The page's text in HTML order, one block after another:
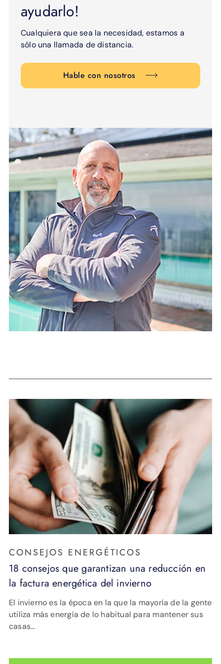
ayudarlo!
Cualquiera que sea la necesidad, estamos a
sólo una llamada de distancia.
Hable con nosotros
CONSEJOS ENERGÉTICOS
18 consejos que garantizan una reducción en
la factura energética del invierno
El invierno es la época en la que la mayoría de la gente
utiliza más energía de lo habitual para mantener sus
casas…